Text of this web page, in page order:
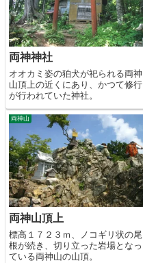
両神神社
オオカミ姿の狛犬が祀られる両神
山頂上の近くにあり、かつて修行
が行われていた神社。
両神山
両神山頂上
標高１７２３ｍ、ノコギリ状の尾
根が続き、切り立った岩場となっ
ている両神山の山頂。